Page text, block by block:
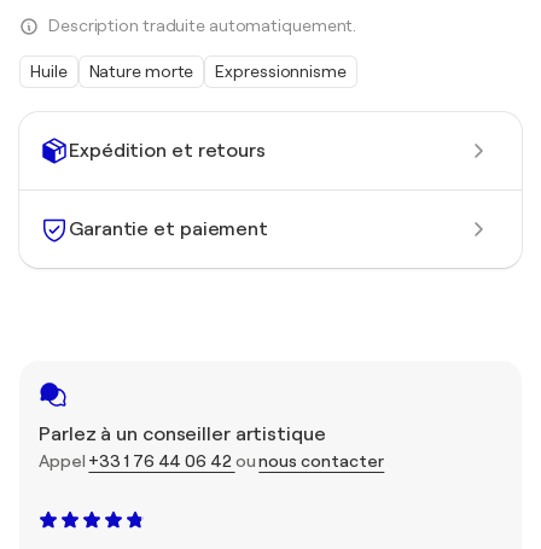
Expédition et retours
Garantie et paiement
Parlez à un conseiller artistique
Appel +33 1 76 44 06 42 ounous contacter
Description traduite automatiquement.
Huile Nature morte Expressionnisme